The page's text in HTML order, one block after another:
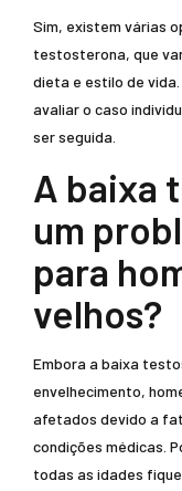
Sim, existem várias
testosterona, que
dieta e estilo de
avaliar o caso
ser seguida.
A baixa
um
para
velhos?
Embora a baixa
envelhecimento,
afetados devido a
condições médicas.
todas as idades